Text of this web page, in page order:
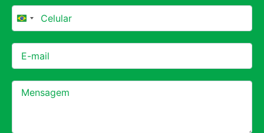
Brazil +55